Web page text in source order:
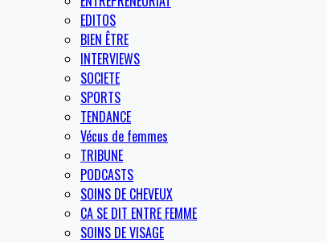
EDITOS
BIEN ÊTRE
INTERVIEWS
SOCIETE
SPORTS
TENDANCE
Vécus de femmes
TRIBUNE
PODCASTS
SOINS DE CHEVEUX
CA SE DIT ENTRE FEMME
SOINS DE VISAGE